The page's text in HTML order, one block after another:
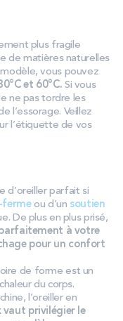
plus fragile
de matières naturelles
vous pouvez
et 60°C. Si vous
ne pas tordre les
l’essorage. Veillez
l’étiquette de vos
d’oreiller parfait si
fermeou d’un soutien
De plus en plus prisé,
à votre
pour un confort
de forme est un
du corps.
l’oreiller en
vaut privilégier le